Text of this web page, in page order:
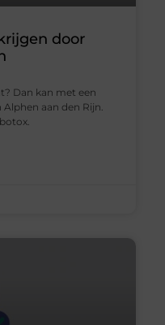
door
Dan kan met een
aan den Rijn.